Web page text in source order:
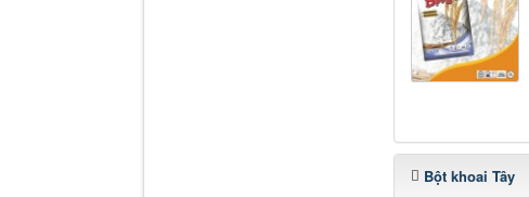
Bột khoai Tây